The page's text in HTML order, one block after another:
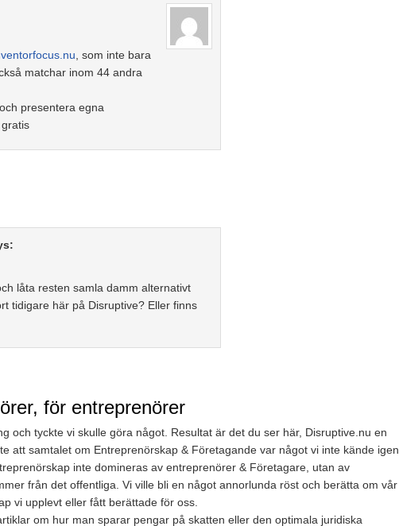
, som inte bara
matchar inom 44 andra
presentera egna
låta resten samla damm alternativt
tidigare här på Disruptive? Eller finns
för entreprenörer
och tyckte vi skulle göra något. Resultat är det du ser här, Disruptive.nu en
att samtalet om Entreprenörskap & Företagande var något vi inte kände igen
inte domineras av entreprenörer & Företagare, utan av
från det offentliga. Vi ville bli en något annorlunda röst och berätta om vår
vi upplevt eller fått berättade för oss.
om hur man sparar pengar på skatten eller den optimala juridiska